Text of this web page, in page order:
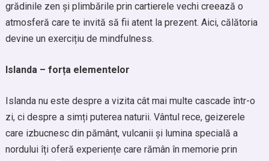
grădinile zen și plimbările prin cartierele vechi creează o
atmosferă care te invită să fii atent la prezent. Aici, călătoria
devine un exercițiu de mindfulness.
Islanda – forța elementelor
Islanda nu este despre a vizita cât mai multe cascade într-o
zi, ci despre a simți puterea naturii. Vântul rece, geizerele
care izbucnesc din pământ, vulcanii și lumina specială a
nordului îți oferă experiențe care rămân în memorie prin